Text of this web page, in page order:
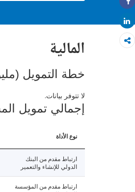
Share
Share
المالية
خطة التمويل
لا تتوفر بيانات.
إجمالي تمويل
نوع الأداة
ارتباط مقدم من البنك
الدولي للإنشاء والتعمير
ارتباط مقدم من المؤسسة